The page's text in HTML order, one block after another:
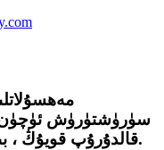
سۈرۈشتۈرۈش ئۈچۈن
قالدۇرۇپ قويۇڭ ، بىز 24 سائەت ئىچىدە ئالاقىلىشىمىز.